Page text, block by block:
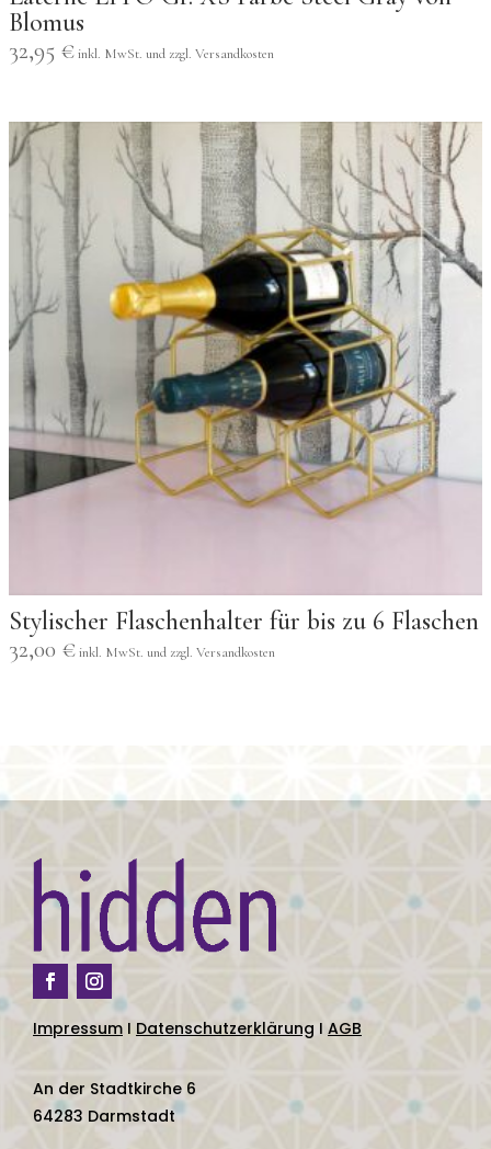
Blomus
32,95 €
Stylischer Flaschenhalter für bis zu 6 Flaschen
32,00 €
Impressum I Datenschutzerklärung I AGB
An der Stadtkirche 6
64283 Darmstadt